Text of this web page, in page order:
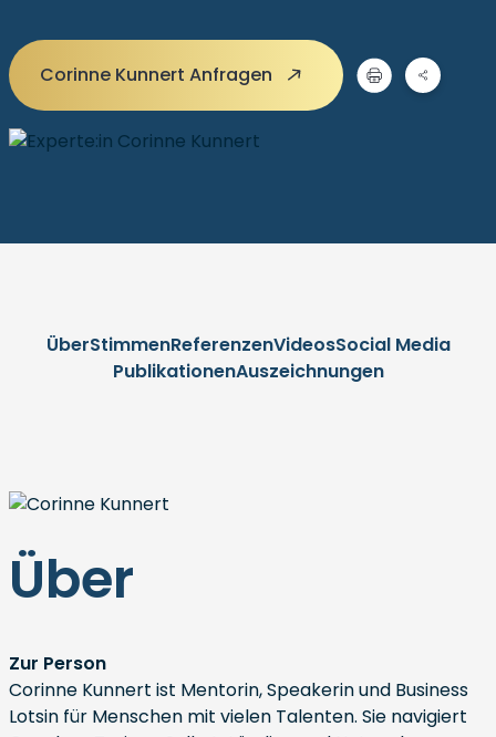
Corinne Kunnert Anfragen
ÜberStimmenReferenzenVideosSocial Media
PublikationenAuszeichnungen
Über
Zur Person
Corinne Kunnert ist Mentorin, Speakerin und Business
Lotsin für Menschen mit vielen Talenten. Sie navigiert